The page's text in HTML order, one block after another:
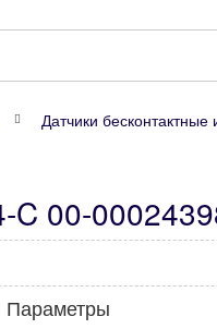
Датчики бесконтактные
C 00-
Параметры